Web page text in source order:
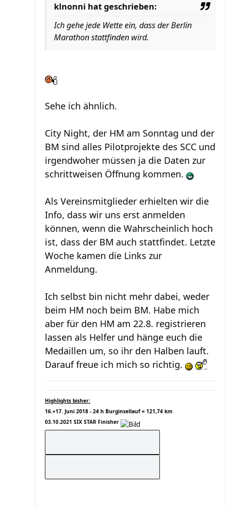
klnonni hat geschrieben:
Ich gehe jede Wette ein, dass der Berlin
Marathon stattfinden wird.
Sehe ich ähnlich.
City Night, der HM am Sonntag und der
BM sind alles Pilotprojekte des SCC und
irgendwoher müssen ja die Daten zur
schrittweisen Öffnung kommen.
Als Vereinsmitglieder erhielten wir die
Info, dass wir uns erst anmelden
können, wenn die Wahrscheinlich hoch
ist, dass der BM auch stattfindet. Letzte
Woche kamen die Links zur
Anmeldung.
Ich selbst bin nicht mehr dabei, weder
beim HM noch beim BM. Habe mich
aber für den HM am 22.8. registrieren
lassen als Helfer und hänge euch die
Medaillen um, so ihr den Halben lauft.
Darauf freue ich mich so richtig.
Highlights bisher:
16.+17. Juni 2018 - 24 h Burginsellauf = 121,74 km
03.10.2021 SIX STAR Finisher